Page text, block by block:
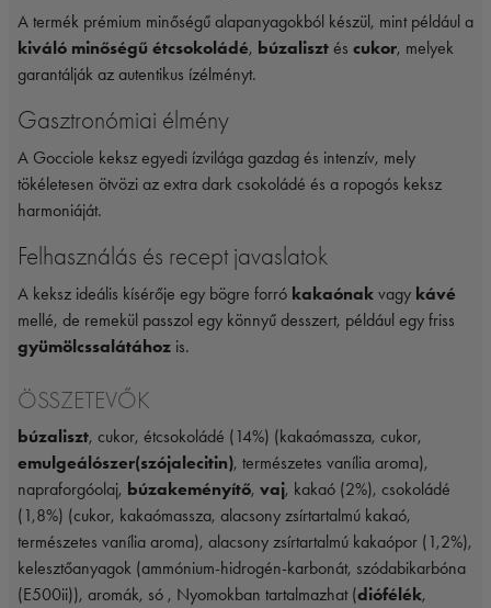
A termék prémium minőségű alapanyagokból készül, mint például a
kiváló minőségű étcsokoládé, búzaliszt és cukor, melyek
garantálják az autentikus ízélményt.
Gasztronómiai élmény
A Gocciole keksz egyedi ízvilága gazdag és intenzív, mely
tökéletesen ötvözi az extra dark csokoládé és a ropogós keksz
harmoniáját.
Felhasználás és recept javaslatok
A keksz ideális kísérője egy bögre forró kakaónak vagy kávé
mellé, de remekül passzol egy könnyű desszert, például egy friss
gyümölcssalátához is.
ÖSSZETEVŐK
búzaliszt, cukor, étcsokoládé (14%) (kakaómassza, cukor,
emulgeálószer(szójalecitin), természetes vanília aroma),
napraforgóolaj, búzakeményítő, vaj, kakaó (2%), csokoládé
(1,8%) (cukor, kakaómassza, alacsony zsírtartalmú kakaó,
természetes vanília aroma), alacsony zsírtartalmú kakaópor (1,2%),
kelesztőanyagok (ammónium-hidrogén-karbonát, szódabikarbóna
(E500ii)), aromák, só , Nyomokban tartalmazhat (diófélék,